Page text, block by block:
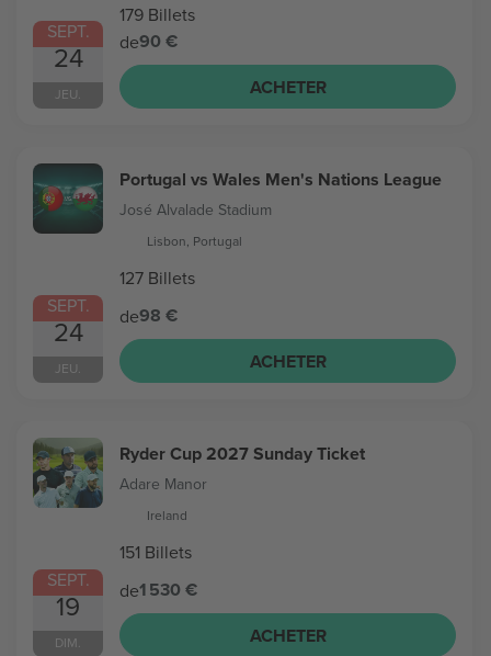
SEPT.
24
JEU.
179 Billets
de90 €
ACHETER
SEPT.
24
JEU.
Portugal vs Wales Men's Nations League
José Alvalade Stadium
Lisbon, Portugal
127 Billets
de98 €
ACHETER
SEPT.
19
DIM.
Ryder Cup 2027 Sunday Ticket
Adare Manor
Ireland
151 Billets
de1 530 €
ACHETER